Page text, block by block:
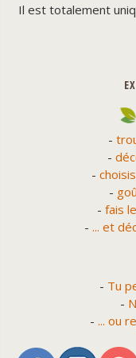
Il est totalement
-
-
-
-
- fais
- ... et
- Tu
-
- ... ou